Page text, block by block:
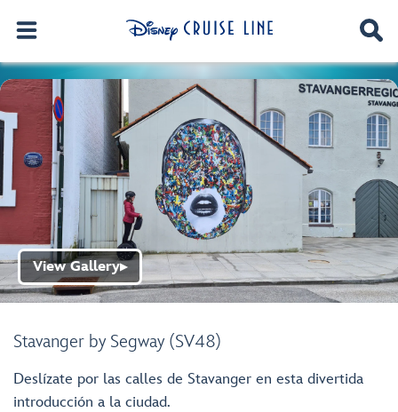
Stavanger by Segway (SV48)
View Gallery▶
Deslízate por las calles de Stavanger en esta divertida
introducción a la ciudad.